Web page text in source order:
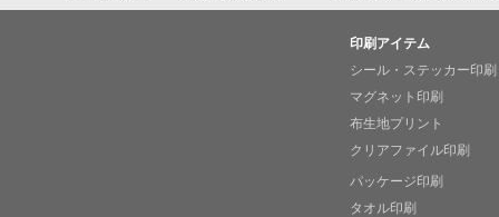
印刷アイテム
シール・ステッカー印刷
マグネット印刷
布生地プリント
クリアファイル印刷
パッケージ印刷
タオル印刷